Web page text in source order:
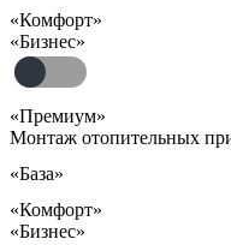
«Комфорт»
«Бизнес»
«Премиум»
Монтаж отопительных
«База»
«Комфорт»
«Бизнес»